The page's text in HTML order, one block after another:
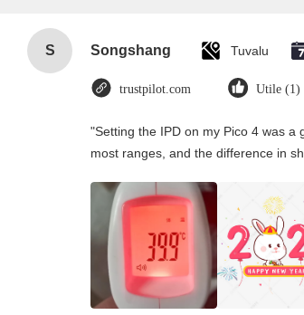
S Songshang Tuvalu
trustpilot.com Utile (1)
"Setting the IPD on my Pico 4 was
most ranges, and the difference in